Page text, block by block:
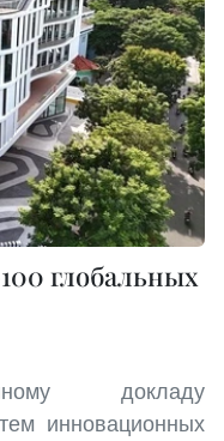
глобальных
докладу
инновационных